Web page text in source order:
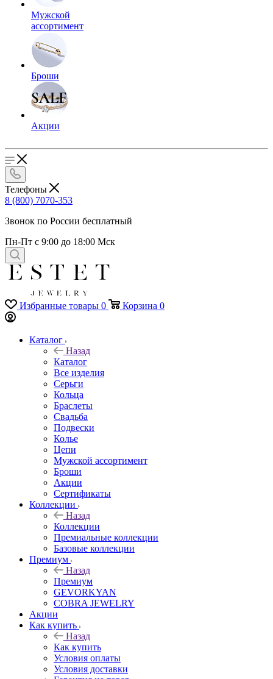
Мужской
ассортимент
Броши
Акции
Телефоны
8 (800) 7070-353
Звонок по России бесплатный
Пн-Пт с 9:00 до 18:00 Мск
Избранные товары 0 Корзина 0
Каталог
Назад
Каталог
Все изделия
Серьги
Кольца
Браслеты
Свадьба
Подвески
Колье
Цепи
Мужской ассортимент
Броши
Акции
Сертификаты
Коллекции
Назад
Коллекции
Премиальные коллекции
Базовые коллекции
Премиум
Назад
Премиум
GEVORKYAN
COBRA JEWELRY
Акции
Как купить
Назад
Как купить
Условия оплаты
Условия доставки